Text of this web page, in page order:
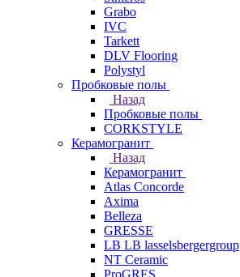
Grabo
IVC
Tarkett
DLV Flooring
Polystyl
Пробковые полы
Назад
Пробковые полы
CORKSTYLE
Керамогранит
Назад
Керамогранит
Atlas Concorde
Axima
Belleza
GRESSE
LB LB lasselsbergergroup
NT Ceramic
ProGRES